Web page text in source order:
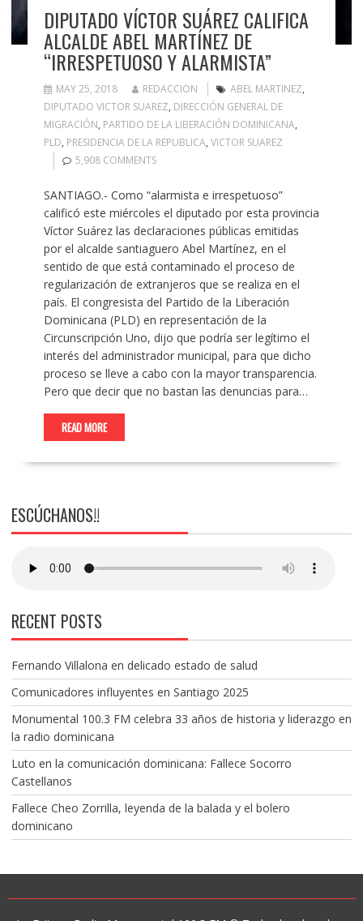
DIPUTADO VÍCTOR SUÁREZ CALIFICA
ALCALDE ABEL MARTÍNEZ DE
“IRRESPETUOSO Y ALARMISTA”
MAY 25, 2018 REDACCION ABEL MARTINEZ,
DIPUTADO VICTOR SUAREZ, DIRECCIÓN GENERAL DE
MIGRACIÓN, PARTIDO DE LA LIBERACIÓN DOMINICANA,
PLD, PRESIDENCIA DE LA REPUBLICA, VICTOR SUAREZ
5,908 COMMENTS
SANTIAGO.- Como “alarmista e irrespetuoso”
calificó este miércoles el diputado por esta provincia
Víctor Suárez las declaraciones públicas emitidas
por el alcalde santiaguero Abel Martínez, en el
sentido de que está contaminado el proceso de
regularización de extranjeros que se realiza en el
país. El congresista del Partido de la Liberación
Dominicana (PLD) en representación de la
Circunscripción Uno, dijo que podría ser legítimo el
interés del administrador municipal, para que dicho
proceso se lleve a cabo con la mayor transparencia.
Pero que decir que no bastan las denuncias para…
READ MORE
ESCÚCHANOS!!
RECENT POSTS
Fernando Villalona en delicado estado de salud
Comunicadores influyentes en Santiago 2025
Monumental 100.3 FM celebra 33 años de historia y liderazgo en
la radio dominicana
Luto en la comunicación dominicana: Fallece Socorro
Castellanos
Fallece Cheo Zorrilla, leyenda de la balada y el bolero
dominicano